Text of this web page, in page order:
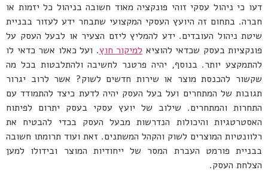
דעו כי ניהול עסקי זוהי פונקציה מאוד חשובה בניהול כל יזמות או
חברה. בתחום זה היועץ העסקי המקצועי שתבחר ידע לעזור בבניית
שיטת ניהול העובדים. ידע להמליץ ליזם הצעיר או לבעל העסק על
פונקציות בעסק שכדאי להוציא למיקור חוץ. ועל כאלו אשר כדאי לו
להתמקצע יותר. בנוסף, יהיה פרטנר לחשיבה ולהתלבטות בכל מה
שקשור להכנסת מוצר או שירות חדשים לשוק? אשר לרוב יגרור
תגובות של המתחרים ועל בעל העסק יהיה לדעת כיצד להתמודד עם
התחרות והמתחרים. שילוב של יועץ עסקי בעסק יתרום לפיתוח
האסטרטגיות והיכולות הנדרשות מבעל העסק בכדי להבטיח את
רלוונטיות המוצרים לשוק והקהל המשתנים. זאת ועוד תרומתו חשובה
בבניית פורמט העברת המסר של ייחודיות המוצר ובידולו למען
הצלחת העסק.